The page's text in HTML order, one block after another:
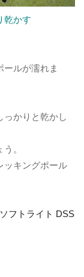
乾かす
ールが濡れま
っかりと乾かし
。
ッキングポール
フトライト DSS